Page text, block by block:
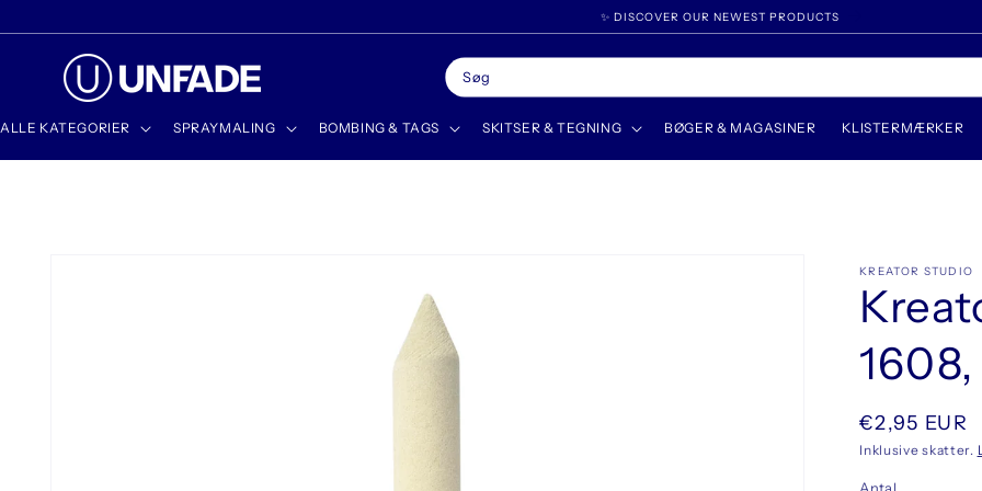
indhold
✨ DISCOVER OUR NEWEST PRODUCTS
Søg
ALLE KATEGORIER SPRAYMALING BOMBING & TAGS SKITSER & TEGNING BØGER & MAGASINER KLISTERMÆRKER
KREATOR STUDIO
1608,
Normalpris
€2,95 EUR
Inklusive skatter.